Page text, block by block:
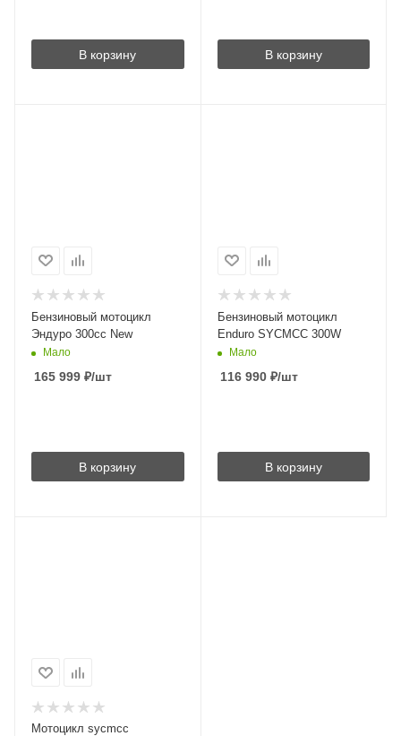
В корзину В корзину
Бензиновый мотоцикл
Эндуро 300сс New
Мало
165 999 ₽/шт
В корзину
Бензиновый мотоцикл
Enduro SYCMCC 300W
Мало
116 990₽/шт
В корзину
Мотоцикл sycmcc